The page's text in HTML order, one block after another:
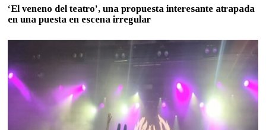
‘El veneno del teatro’, una propuesta interesante atrapada
en una puesta en escena irregular